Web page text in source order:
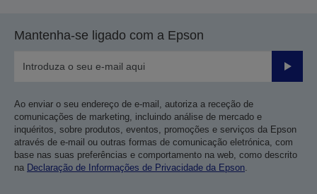
Mantenha-se ligado com a Epson
Enviar
Ao enviar o seu endereço de e-mail, autoriza a receção de
comunicações de marketing, incluindo análise de mercado e
inquéritos, sobre produtos, eventos, promoções e serviços da Epson
através de e-mail ou outras formas de comunicação eletrónica, com
base nas suas preferências e comportamento na web, como descrito
na Declaração de Informações de Privacidade da Epson.